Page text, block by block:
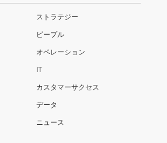
ストラテジー
ピープル
オペレーション
IT
カスタマーサクセス
データ
ニュース